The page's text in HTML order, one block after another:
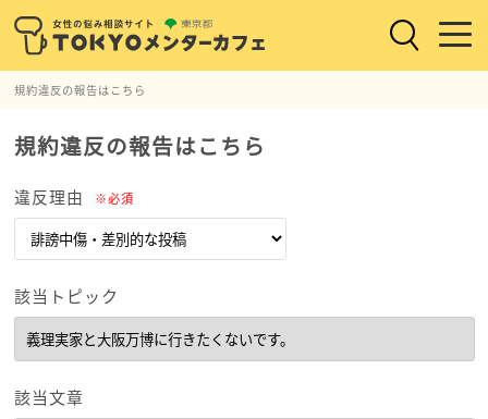
規約違反の報告はこちら
規約違反の報告はこちら
違反理由 ※必須
該当トピック
該当文章